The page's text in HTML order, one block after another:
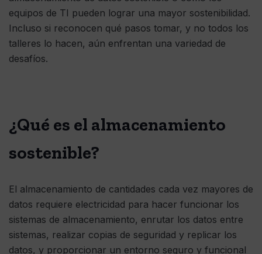
equipos de TI pueden lograr una mayor sostenibilidad.
Incluso si reconocen qué pasos tomar, y no todos los
talleres lo hacen, aún enfrentan una variedad de
desafíos.
¿Qué es el almacenamiento
sostenible?
El almacenamiento de cantidades cada vez mayores de
datos requiere electricidad para hacer funcionar los
sistemas de almacenamiento, enrutar los datos entre
sistemas, realizar copias de seguridad y replicar los
datos, y proporcionar un entorno seguro y funcional